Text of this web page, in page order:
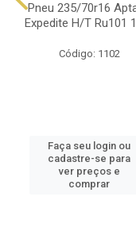
Pneu 235/70r16
Expedite H/T Ru101
Código: 1102
Faça seu login ou
cadastre-se para
ver preços e
comprar